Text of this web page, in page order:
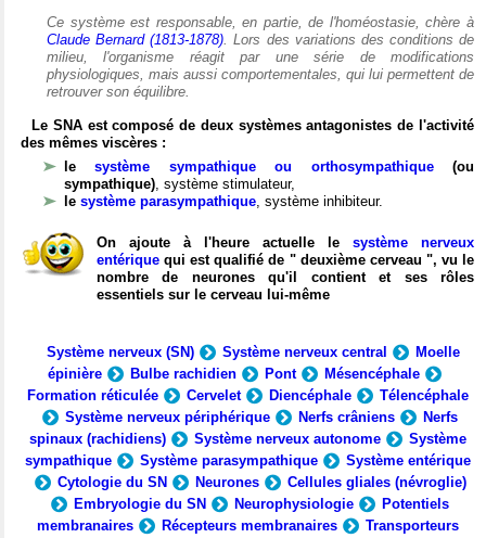
Ce système est responsable, en partie, de l'homéostasie, chère à
Claude Bernard (1813-1878). Lors des variations des conditions de
milieu, l'organisme réagit par une série de modifications
physiologiques, mais aussi comportementales, qui lui permettent de
retrouver son équilibre.
Le SNA est composé de deux systèmes antagonistes de l'activité
des mêmes viscères :
lesystème sympathique ou orthosympathique(ou
sympathique), système stimulateur,
le système parasympathique, système inhibiteur.
On ajoute à l'heure actuelle le système nerveux
entérique qui est qualifié de " deuxième cerveau ", vu le
nombre de neurones qu'il contient et ses rôles
essentiels sur le cerveau lui-même
Système nerveux (SN) Système nerveux central
Moelle
épinière
Bulbe rachidien Pont
Mésencéphale
Formation réticulée
Cervelet Diencéphale
Télencéphale
Système nerveux périphérique
Nerfs crâniens
Nerfs
spinaux (rachidiens)
Système nerveux autonome
Système
sympathique
Système parasympathique
Système entérique
Cytologie du SN
Neurones
Cellules gliales (névroglie)
Embryologie du SN
Neurophysiologie
Potentiels
membranaires
Récepteurs membranaires
Transporteurs